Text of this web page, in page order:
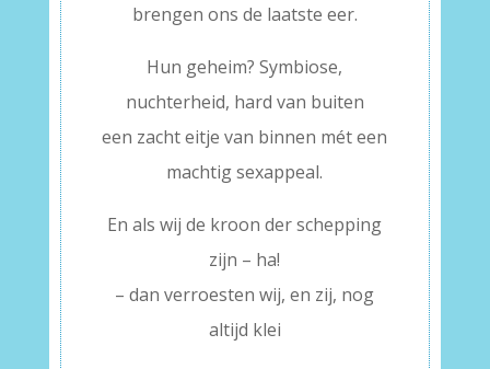
brengen ons de laatste eer.
Hun geheim? Symbiose,
nuchterheid, hard van buiten
een zacht eitje van binnen mét een
machtig sexappeal.
En als wij de kroon der schepping
zijn – ha!
– dan verroesten wij, en zij, nog
altijd klei